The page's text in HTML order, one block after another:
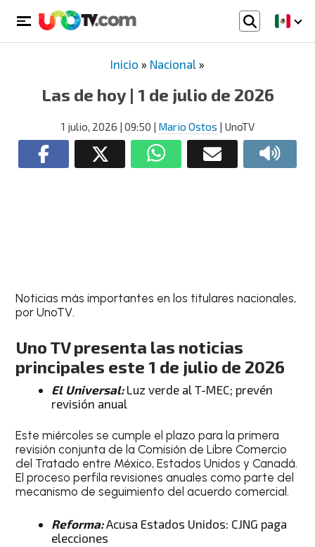
Inicio » Nacional »
Las de hoy | 1 de julio de 2026
1 julio, 2026 | 09:50 | Mario Ostos | UnoTV
Noticias más importantes en los titulares nacionales,
por UnoTV.
Uno TV presenta las noticias
principales este 1 de julio de 2026
El Universal:Luz verde al T-MEC; prevén
revisión anual
Este miércoles se cumple el plazo para la primera
revisión conjunta de la Comisión de Libre Comercio
del Tratado entre México, Estados Unidos y Canadá.
El proceso perfila revisiones anuales como parte del
mecanismo de seguimiento del acuerdo comercial.
Reforma:Acusa Estados Unidos: CJNG paga
elecciones